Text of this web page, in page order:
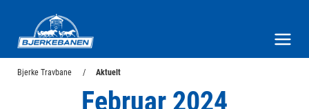
Bjerke Travbane Aktuelt
Februar 2024